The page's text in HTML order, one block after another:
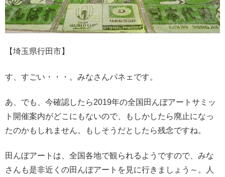
【埼玉県行田市】
す、すごい・・・。みなさんパネェです。
あ、でも、今確認したら2019年の全国田んぼアートサミッ
ト開催案内がどこにもないので、もしかしたら廃止になっ
たのかもしれません。もしそうだとしたら残念ですね。
田んぼアートは、全国各地で観られるようですので、みな
さんも是非近くの田んぼアートを見に行きましょう～。人